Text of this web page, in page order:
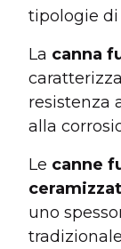
tipologie di
La canna
resistenza
alla
Le canne
uno